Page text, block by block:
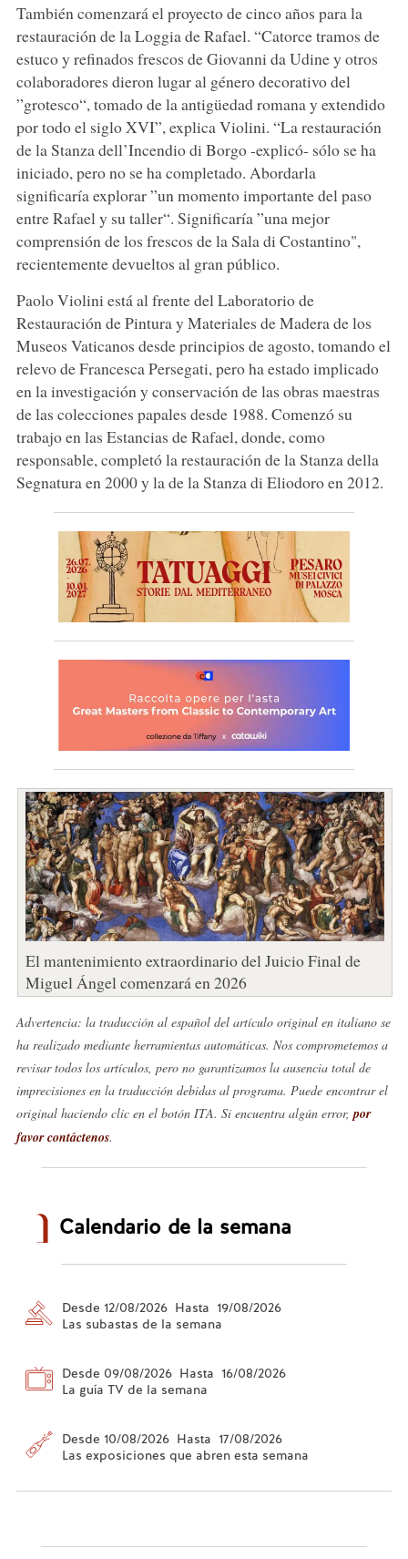
También comenzará el proyecto de cinco años para la
restauración de la Loggia de Rafael. “Catorce tramos de
estuco y refinados frescos de Giovanni da Udine y otros
colaboradores dieron lugar al género decorativo del
”grotesco“, tomado de la antigüedad romana y extendido
por todo el siglo XVI”, explica Violini. “La restauración
de la Stanza dell’Incendio di Borgo -explicó- sólo se ha
iniciado, pero no se ha completado. Abordarla
significaría explorar ”un momento importante del paso
entre Rafael y su taller“. Significaría ”una mejor
comprensión de los frescos de la Sala di Costantino",
recientemente devueltos al gran público.
Paolo Violini está al frente del Laboratorio de
Restauración de Pintura y Materiales de Madera de los
Museos Vaticanos desde principios de agosto, tomando el
relevo de Francesca Persegati, pero ha estado implicado
en la investigación y conservación de las obras maestras
de las colecciones papales desde 1988. Comenzó su
trabajo en las Estancias de Rafael, donde, como
responsable, completó la restauración de la Stanza della
Segnatura en 2000 y la de la Stanza di Eliodoro en 2012.
El mantenimiento extraordinario del Juicio Final de
Miguel Ángel comenzará en 2026
Advertencia: la traducción al español del artículo original en italiano se
ha realizado mediante herramientas automáticas. Nos comprometemos a
revisar todos los artículos, pero no garantizamos la ausencia total de
imprecisiones en la traducción debidas al programa. Puede encontrar el
original haciendo clic en el botón ITA. Si encuentra algún error, por
favor contáctenos.
Calendario de la semana
Desde 12/08/2026 Hasta 19/08/2026
Las subastas de la semana
Desde 09/08/2026 Hasta 16/08/2026
La guía TV de la semana
Desde 10/08/2026 Hasta 17/08/2026
Las exposiciones que abren esta semana